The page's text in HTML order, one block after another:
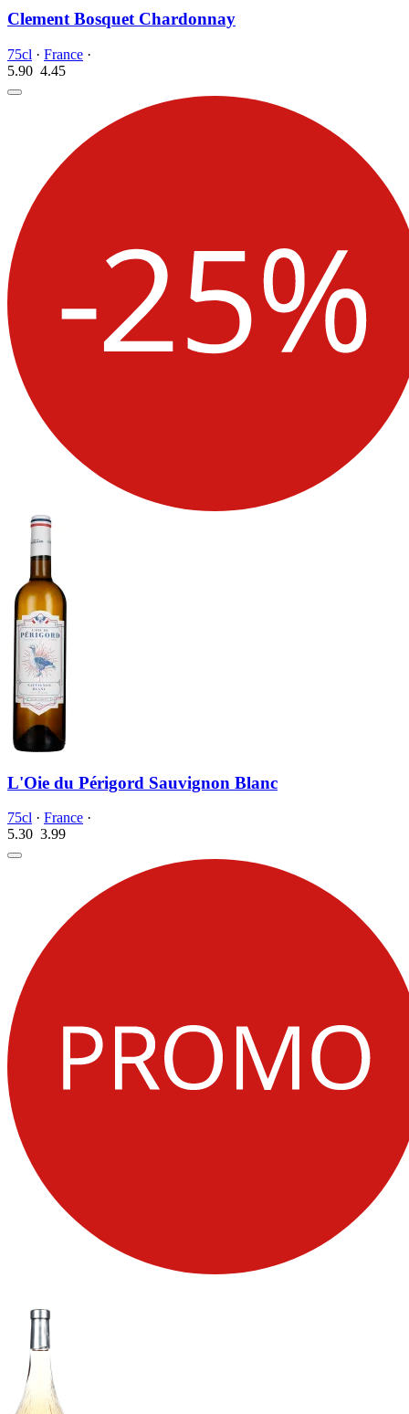
Clement Bosquet Chardonnay
75cl · France ·
5.90 4.45
L'Oie du Périgord Sauvignon Blanc
75cl · France ·
5.30 3.99